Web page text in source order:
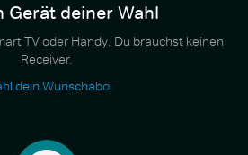
Gerät deiner Wahl
TV oder Handy. Du brauchst keinen
Receiver.
dein Wunschabo